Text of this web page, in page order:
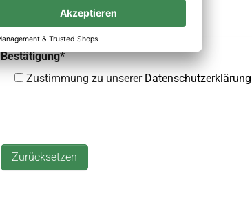
Bestätigung*
Zustimmung zu unserer Datenschutzerklärung